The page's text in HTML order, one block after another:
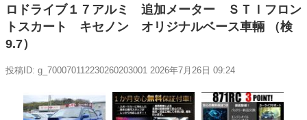
ロドライブ１７アルミ 追加メーター ＳＴＩフロン
トスカート キセノン オリジナルベース車輛 （検
9.7）
投稿ID: g_700070112230260203001 2026年7月26日 09:24